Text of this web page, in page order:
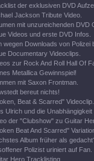
der exklusiven DVD
Jackson Tribute Video.
mit unzureichenden DVD
Videos und erste DVD Infos.
wegen Downloads von Polizei
Documentary Videoclips.
zur Rock And Roll Hall Of
Metallica Gewinnspiel!
mit Saxon Frontman.
bereut nichts!
Beat & Scarred" Videoclip.
Ulrich und die Unabhängigkeit
der "Clubshow" zu Guitar
Beat And Scarred"
Album früher als
Polizist uriniert auf Fan.
Hero Tracklisting